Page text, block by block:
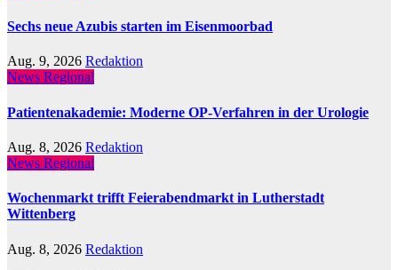
Sechs neue Azubis starten im Eisenmoorbad
Aug. 9, 2026 Redaktion
News Regional
Patientenakademie: Moderne OP-Verfahren in der Urologie
Aug. 8, 2026 Redaktion
News Regional
Wochenmarkt trifft Feierabendmarkt in Lutherstadt
Wittenberg
Aug. 8, 2026 Redaktion